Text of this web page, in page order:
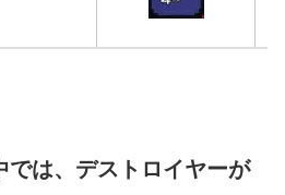
では、デストロイヤーが